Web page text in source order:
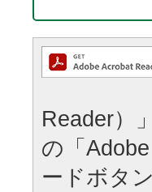
Reader）
の「
ードボタ